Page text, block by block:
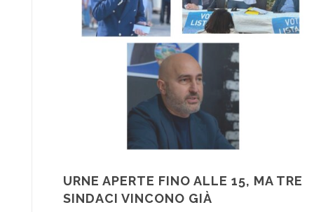
URNE APERTE FINO ALLE 15, MA TRE
SINDACI VINCONO GIÀ